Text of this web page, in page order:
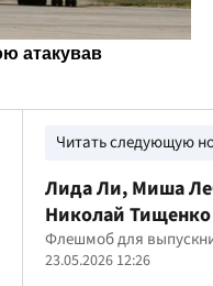
Читать следующую
Лида Ли, Миша
Николай
звезды
трогательной
Флешмоб для
23.05.2026 12:26